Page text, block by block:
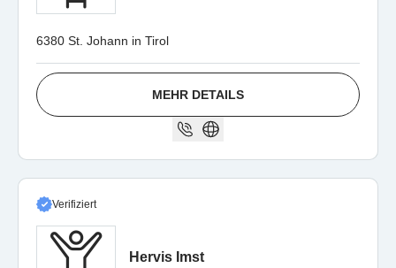
6380 St. Johann in Tirol
MEHR DETAILS
Verifiziert
Hervis Imst